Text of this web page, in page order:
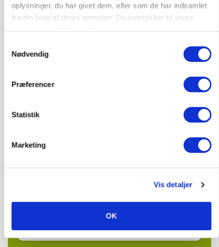
oplysninger, du har givet dem, eller som de har indsamlet
fra din brug af deres tjenester. Du samtykker til vores
Nødvendig
Præferencer
Statistik
Marketing
Vis detaljer
OK
Lastbilchauffør søges til Henrik Haves
Maskinstation
Godstransport
4700, Næstved 03. aug.
Medarbejdere til griseproduktion
9681, Ranum 03. aug.